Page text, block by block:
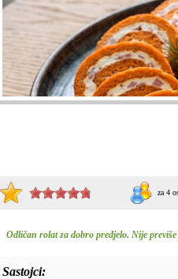
za 4
Odličan rolat za dobro predjelo. Nije
Sastojci: